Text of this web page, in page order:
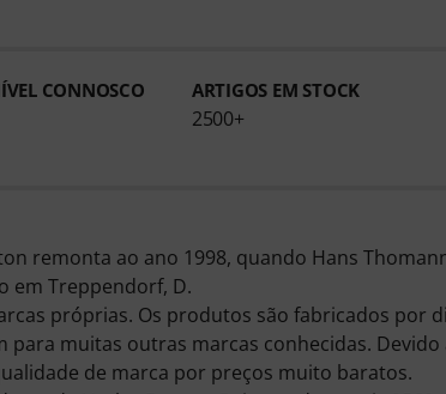
CONNOSCO
ARTIGOS EM STOCK
2500+
remonta ao ano 1998, quando Hans
em Treppendorf, D.
próprias. Os produtos são fabricados por
muitas outras marcas conhecidas.
de marca por preços muito baratos.